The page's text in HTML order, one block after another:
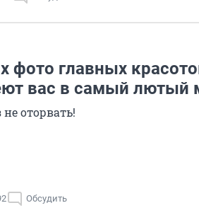
фото главных
вас в самый лютый
оторвать!
Обсудить